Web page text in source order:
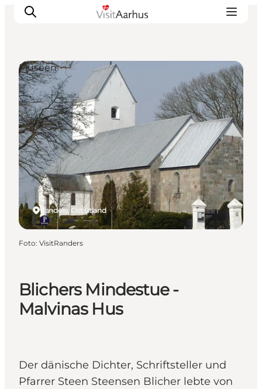
Sehen und erleben
Veranstaltungen
Städte und Regionen
Reiseplanung
Transport
Blichers Mindestue -
Malvinas Hus
Der dänische Dichter, Schriftsteller und
Pfarrer Steen Steensen Blicher lebte von
Randers, Ostjütland
Museen
Foto: VisitRanders